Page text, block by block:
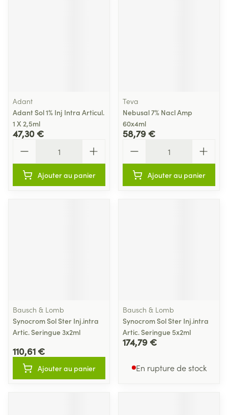
Adant
Adant Sol 1% Inj Intra Articul.
1 X 2,5ml
47,30 €
Ajouter au panier
Teva
Nebusal 7% Nacl Amp
60x4ml
58,79 €
Ajouter au panier
Bausch & Lomb
Synocrom Sol Ster Inj.intra
Artic. Seringue 3x2ml
110,61 €
Ajouter au panier
Bausch & Lomb
Synocrom Sol Ster Inj.intra
Artic. Seringue 5x2ml
174,79 €
En rupture de stock